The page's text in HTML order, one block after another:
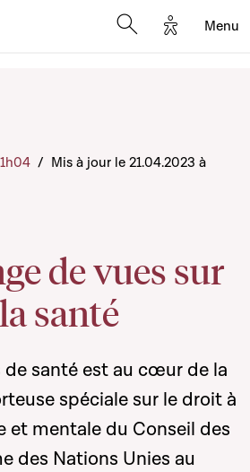
Options
Menu
de vues sur
santé
/ Mis à jour le 21.04.2023 à
de santé est au cœur de la
spéciale sur le droit à
et mentale du Conseil des
des Nations Unies au